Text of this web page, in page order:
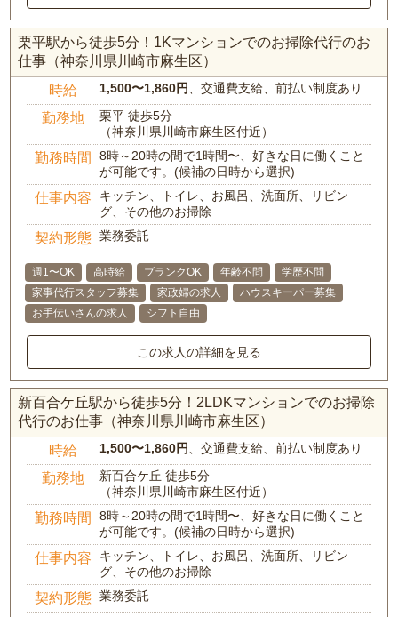
栗平駅から徒歩5分！1Kマンションでのお掃除代行のお
仕事（神奈川県川崎市麻生区）
時給 1,500〜1,860円 、交通費支給、前払い制度あり
勤務地
栗平 徒歩5分
（神奈川県川崎市麻生区付近）
勤務時間
8時～20時の間で1時間〜、好きな日に働くこと
が可能です。(候補の日時から選択)
仕事内容
キッチン、トイレ、お風呂、洗面所、リビン
グ、その他のお掃除
契約形態 業務委託
週1〜OK 高時給 ブランクOK 年齢不問
学歴不問
家事代行スタッフ募集
家政婦の求人
ハウスキーパー募集
お手伝いさんの求人
シフト自由
この求人の詳細を見る
新百合ケ丘駅から徒歩5分！2LDKマンションでのお掃除
代行のお仕事（神奈川県川崎市麻生区）
時給 1,500〜1,860円 、交通費支給、前払い制度あり
勤務地
新百合ケ丘 徒歩5分
（神奈川県川崎市麻生区付近）
勤務時間
8時～20時の間で1時間〜、好きな日に働くこと
が可能です。(候補の日時から選択)
仕事内容
キッチン、トイレ、お風呂、洗面所、リビン
グ、その他のお掃除
契約形態 業務委託